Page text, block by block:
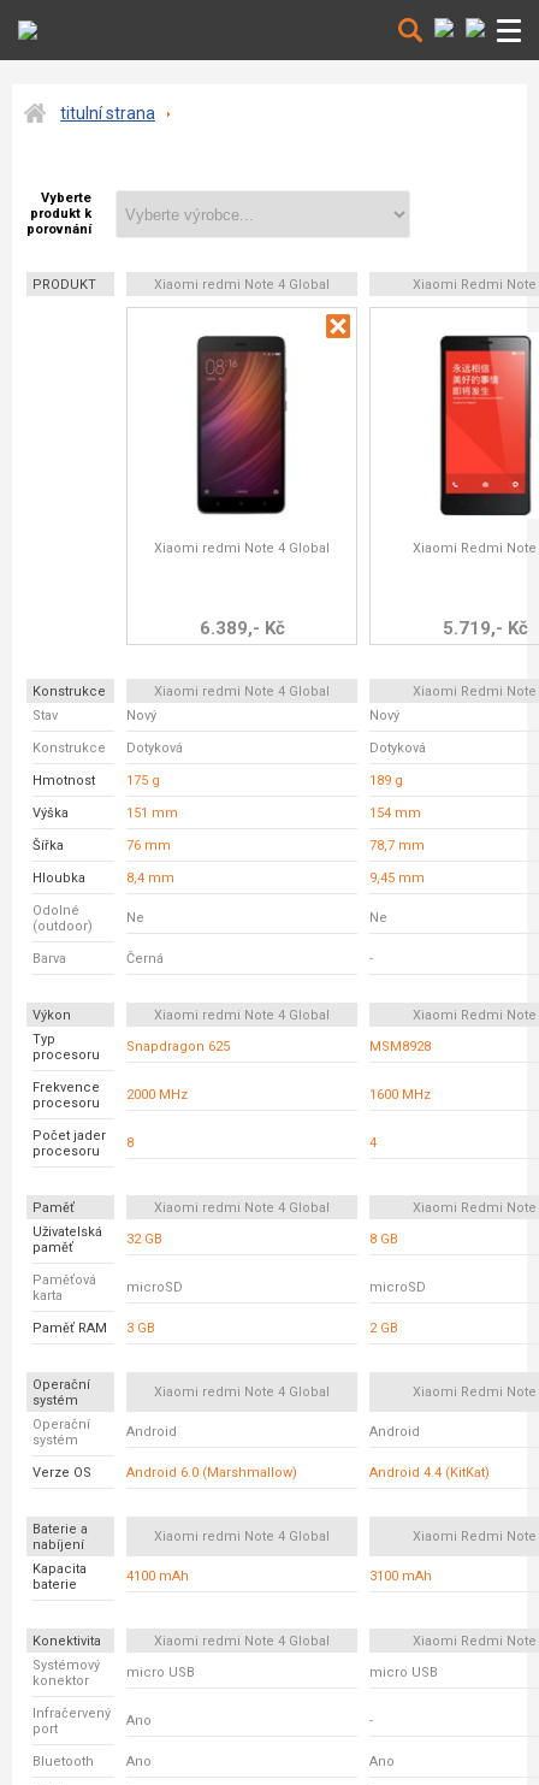
titulní strana
Vyberte
produkt k
porovnání
PRODUKT Xiaomi redmi Note 4 Global Xiaomi Redmi Note
Xiaomi redmi Note 4 Global
6.389,- Kč
Xiaomi Redmi Note
5.719,- Kč
Konstrukce Xiaomi redmi Note 4 Global
Xiaomi Redmi Note
Stav
Nový Nový
Konstrukce Dotyková Dotyková
Hmotnost 175 g 189 g
Výška 151 mm 154 mm
Šířka 76 mm 78,7 mm
Hloubka 8,4 mm 9,45 mm
Odolné
(outdoor)
Ne Ne
Barva Černá -
Výkon Xiaomi redmi Note 4 Global
Xiaomi Redmi Note
Typ
procesoru
Snapdragon 625 MSM8928
Frekvence
procesoru
2000 MHz 1600 MHz
Počet jader
procesoru
8 4
Paměť Xiaomi redmi Note 4 Global
Xiaomi Redmi Note
Uživatelská
paměť
32 GB 8 GB
Paměťová
karta
microSD microSD
Paměť RAM 3 GB 2 GB
Operační
systém
Xiaomi redmi Note 4 Global Xiaomi Redmi Note
Operační
systém
Android Android
Verze OS Android 6.0 (Marshmallow) Android 4.4 (KitKat)
Baterie a
nabíjení
Xiaomi redmi Note 4 Global Xiaomi Redmi Note
Kapacita
baterie
4100 mAh 3100 mAh
Konektivita Xiaomi redmi Note 4 Global
Xiaomi Redmi Note
Systémový
konektor
micro USB micro USB
Infračervený
port
Ano -
Bluetooth Ano Ano